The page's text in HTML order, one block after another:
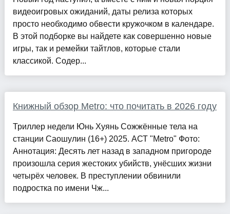
видеоигровых ожиданий, даты релиза которых
просто необходимо обвести кружочком в календаре.
В этой подборке вы найдете как совершенно новые
игры, так и ремейки тайтлов, которые стали
классикой. Содер...
Книжный обзор Metro: что почитать в 2026 году
Триллер недели Юнь Хуянь Сожжённые тела на
станции Саошулин (16+) 2025. АСТ "Metro" Фото:
Аннотация: Десять лет назад в западном пригороде
произошла серия жестоких убийств, унёсших жизни
четырёх человек. В преступлении обвинили
подростка по имени Чж...